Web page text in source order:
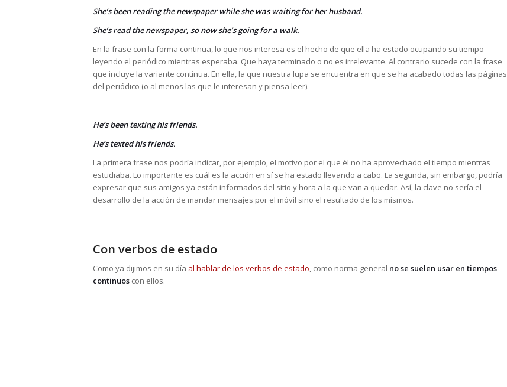
She’s been reading the newspaper while she was waiting for her husband.
She’s read the newspaper, so now she’s going for a walk.
En la frase con la forma continua, lo que nos interesa es el hecho de que ella ha estado ocupando su tiempo
leyendo el periódico mientras esperaba. Que haya terminado o no es irrelevante. Al contrario sucede con la frase
que incluye la variante continua. En ella, la que nuestra lupa se encuentra en que se ha acabado todas las páginas
del periódico (o al menos las que le interesan y piensa leer).
He’s been texting his friends.
He’s texted his friends.
La primera frase nos podría indicar, por ejemplo, el motivo por el que él no ha aprovechado el tiempo mientras
estudiaba. Lo importante es cuál es la acción en sí se ha estado llevando a cabo. La segunda, sin embargo, podría
expresar que sus amigos ya están informados del sitio y hora a la que van a quedar. Así, la clave no sería el
desarrollo de la acción de mandar mensajes por el móvil sino el resultado de los mismos.
Con verbos de estado
Como ya dijimos en su día al hablar de los verbos de estado, como norma general no se suelen usar en tiempos
continuos con ellos.